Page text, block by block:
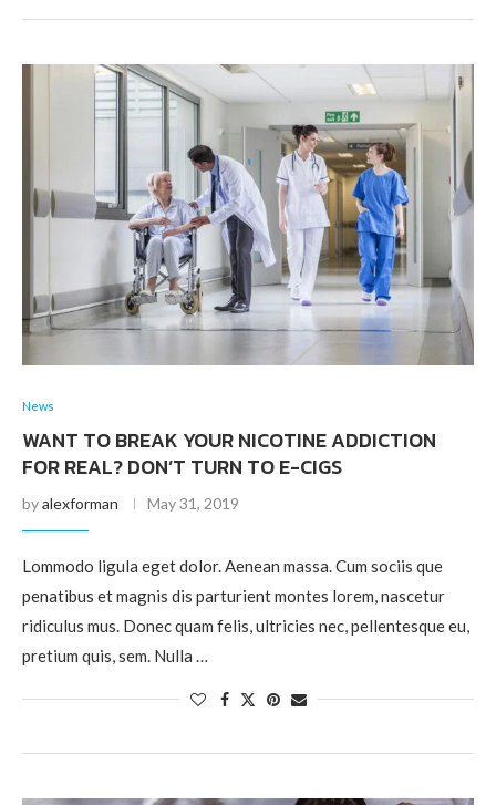
News
WANT TO BREAK YOUR NICOTINE ADDICTION
FOR REAL? DON’T TURN TO E-CIGS
byalexforman May 31, 2019
Lommodo ligula eget dolor. Aenean massa. Cum sociis que
penatibus et magnis dis parturient montes lorem, nascetur
ridiculus mus. Donec quam felis, ultricies nec, pellentesque eu,
pretium quis, sem. Nulla …